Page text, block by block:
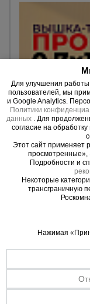
0 отзывов
Вышка-тура
Материал:
База:
Высота до
Высота:
Для улучшения
пользователей, мы
и Google Analytics.
Политики
данных
. Для
согласие на
Этот сайт применяет
просмотренные»,
Подробности и
Некоторые
трансграничную
Нажимая